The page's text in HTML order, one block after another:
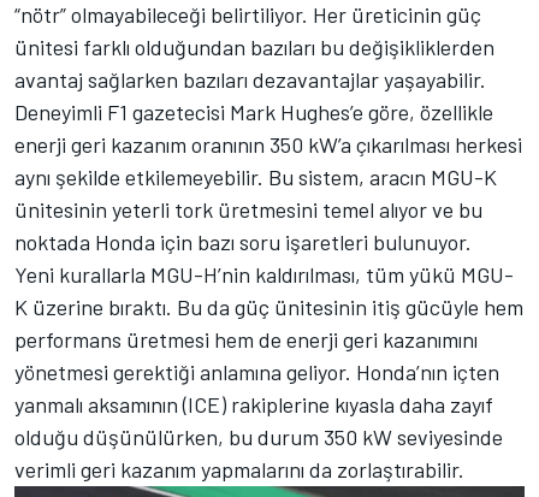
“nötr” olmayabileceği belirtiliyor. Her üreticinin güç
ünitesi farklı olduğundan bazıları bu değişikliklerden
avantaj sağlarken bazıları dezavantajlar yaşayabilir.
Deneyimli F1 gazetecisi Mark Hughes’e göre, özellikle
enerji geri kazanım oranının 350 kW’a çıkarılması herkesi
aynı şekilde etkilemeyebilir. Bu sistem, aracın MGU-K
ünitesinin yeterli tork üretmesini temel alıyor ve bu
noktada Honda için bazı soru işaretleri bulunuyor.
Yeni kurallarla MGU-H’nin kaldırılması, tüm yükü MGU-
K üzerine bıraktı. Bu da güç ünitesinin itiş gücüyle hem
performans üretmesi hem de enerji geri kazanımını
yönetmesi gerektiği anlamına geliyor. Honda’nın içten
yanmalı aksamının (ICE) rakiplerine kıyasla daha zayıf
olduğu düşünülürken, bu durum 350 kW seviyesinde
verimli geri kazanım yapmalarını da zorlaştırabilir.